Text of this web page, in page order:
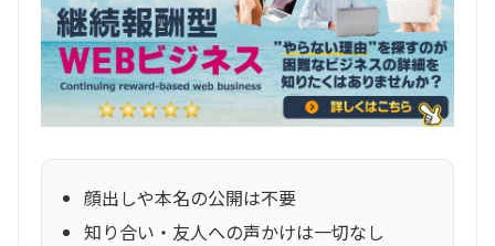
顔出しや本名の公開は不要
知り合い・友人への声かけは一切なし